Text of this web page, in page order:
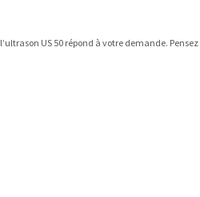
US 50 répond à votre demande.